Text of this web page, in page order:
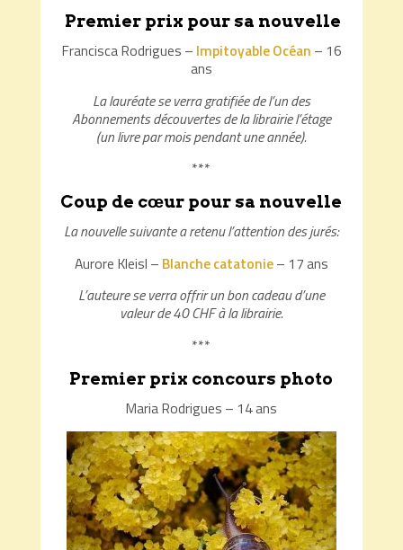
Premier prix pour sa nouvelle
Francisca Rodrigues – Impitoyable Océan – 16
ans
La lauréate se verra gratifiée de l’un des
Abonnements découvertes de la librairie l’étage
(un livre par mois pendant une année).
***
Coup de cœur pour sa nouvelle
La nouvelle suivante a retenu l’attention des jurés:
Aurore Kleisl – Blanche catatonie– 17 ans
L’auteure se verra offrir un bon cadeau d’une
valeur de 40 CHF à la librairie.
***
Premier prix concours photo
Maria Rodrigues – 14 ans